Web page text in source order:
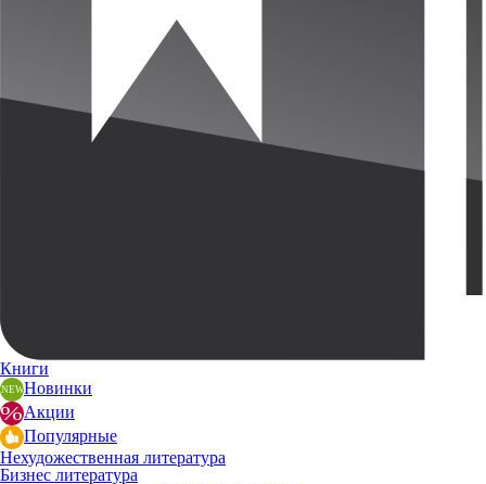
Книги
Новинки
Акции
Популярные
Нехудожественная литература
Бизнес литература